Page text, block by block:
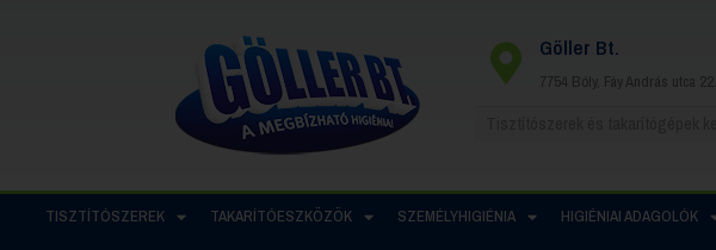
Göller Bt.
7754 Bóly, Fáy András utca 22.
TISZTÍTÓSZEREK TAKARÍTÓESZKÖZÖK SZEMÉLYHIGIÉNIA HIGIÉNIAI ADAGOLÓK